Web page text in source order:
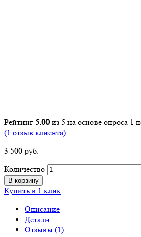
Рейтинг 5.00 из 5 на основе опроса 1
(1 отзыв клиента)
3 500 руб.
Количество
В корзину
Купить в 1 клик
Описание
Детали
Отзывы (1)